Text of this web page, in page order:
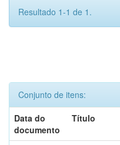
Resultado 1-1 de 1.
Conjunto de itens:
Data do
documento
Título